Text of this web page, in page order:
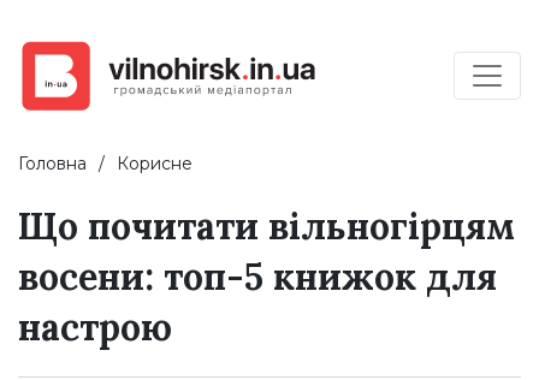
Головна Корисне
Що почитати вільногірцям
восени: топ-5 книжок для
настрою